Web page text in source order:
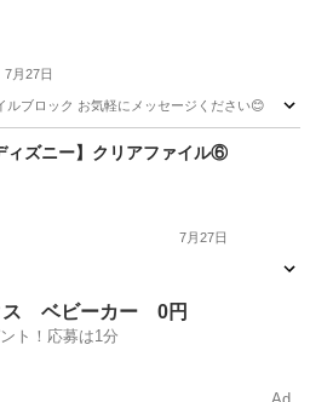
7月27日
ルブロック お気軽にメッセージください😊
イクアップ オイル
ズニー】クリアファイル⑥
7月27日
他 クリアファイル
ス ベビーカー 0円
ト！応募は1分